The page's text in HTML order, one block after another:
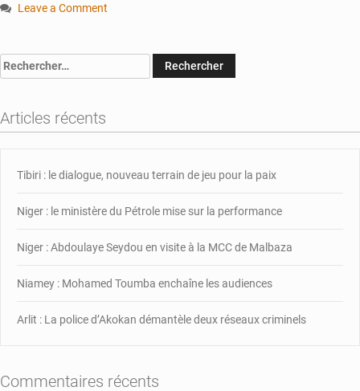
Leave a Comment
:
Un
soutenir
privés
Rechercher :
Articles récents
Tibiri : le dialogue, nouveau terrain de jeu pour la paix
Niger : le ministère du Pétrole mise sur la performance
Niger : Abdoulaye Seydou en visite à la MCC de Malbaza
Niamey : Mohamed Toumba enchaîne les audiences
Arlit : La police d’Akokan démantèle deux réseaux criminels
Commentaires récents